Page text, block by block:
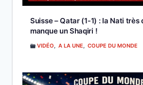
Suisse – Qatar (1-1) : la Nati très
manque un Shaqiri !
VIDÉO, A LA UNE, COUPE DU MONDE